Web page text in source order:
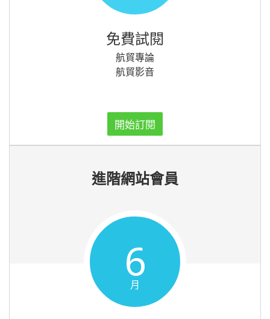
免費試閱
航貿專論
航貿影音
開始訂閱
進階網站會員
6
月